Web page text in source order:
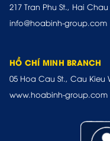
217 Tran Phu St., Hai
info@hoabinh-group.com
HỒ CHÍ MINH BRANCH
05 Hoa Cau St., Cau Kieu
www.hoabinh-group.com